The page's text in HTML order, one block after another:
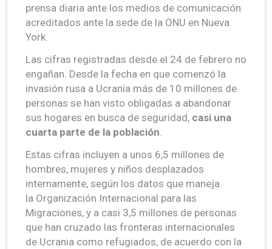
prensa diaria ante los medios de comunicación
acreditados ante la sede de la ONU en Nueva
York.
Las cifras registradas desde el 24 de febrero no
engañan. Desde la fecha en que comenzó la
invasión rusa a Ucrania más de 10 millones de
personas se han visto obligadas a abandonar
sus hogares en busca de seguridad, casi una
cuarta parte de la población
Estas cifras incluyen a unos 6,5 millones de
hombres, mujeres y niños desplazados
internamente, según los datos que maneja
la Organización Internacional para las
Migraciones, y a casi 3,5 millones de personas
que han cruzado las fronteras internacionales
de Ucrania como refugiados, de acuerdo con la